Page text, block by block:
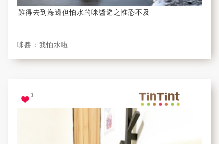
難得去到海邊但怕水的咪醬避之惟恐不及
咪醬：我怕水啦
3